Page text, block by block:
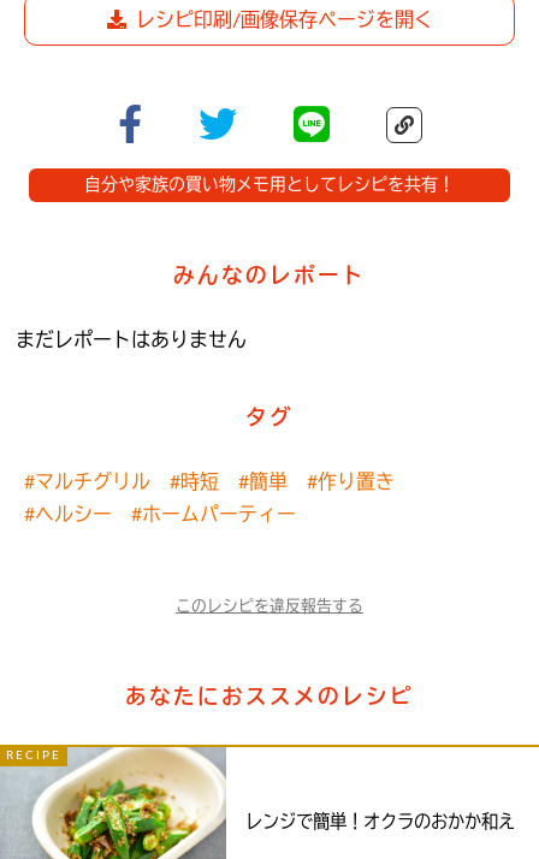
レシピ印刷/画像保存ページを開く
自分や家族の買い物メモ用としてレシピを共有！
みんなのレポート
まだレポートはありません
タグ
#マルチグリル #時短 #簡単
#作り置き
#ヘルシー
#ホームパーティー
このレシピを違反報告する
あなたにおススメのレシピ
RECIPE
レンジで簡単！オクラのおかか和え